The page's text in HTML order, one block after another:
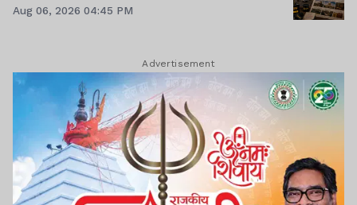
Aug 06, 2026 04:45 PM
Advertisement